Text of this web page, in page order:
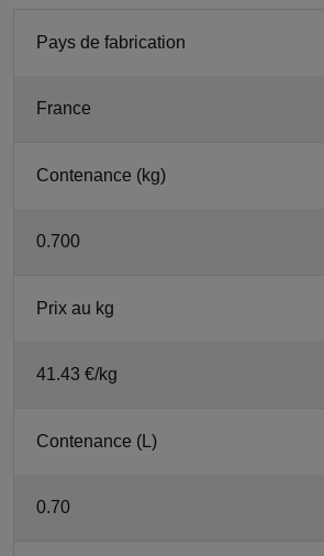
Pays de fabrication
France
Contenance (kg)
0.700
Prix au kg
41.43 €/kg
Contenance (L)
0.70